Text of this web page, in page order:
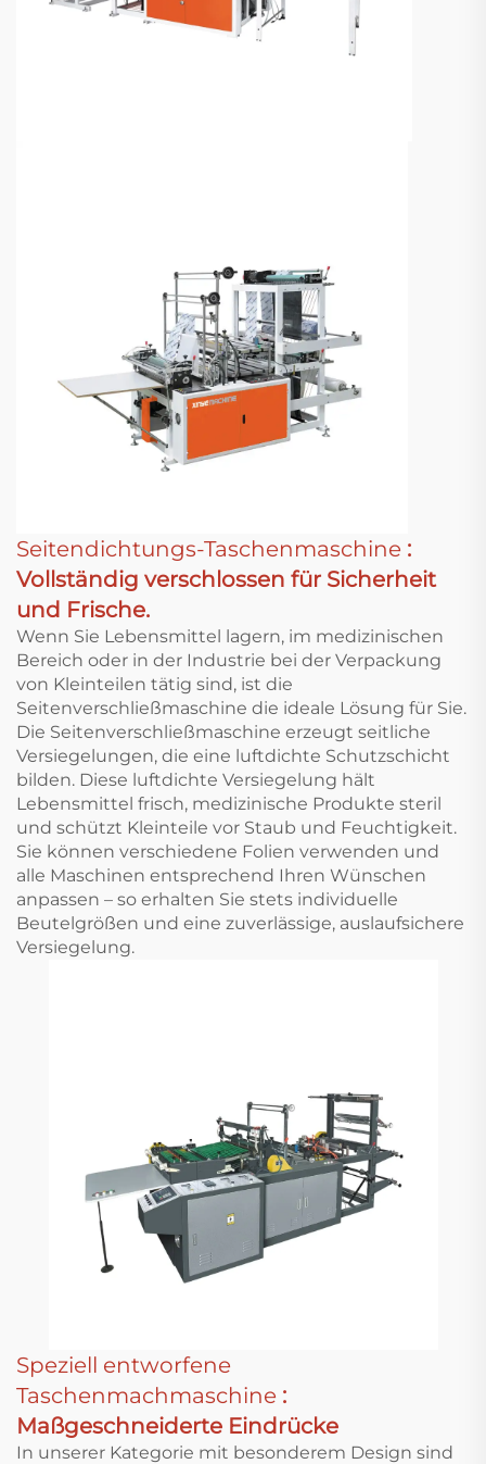
Seitendichtungs-Taschenmaschine :
Vollständig verschlossen für Sicherheit
und Frische.
Wenn Sie Lebensmittel lagern, im medizinischen
Bereich oder in der Industrie bei der Verpackung
von Kleinteilen tätig sind, ist die
Seitenverschließmaschine die ideale Lösung für Sie.
Die Seitenverschließmaschine erzeugt seitliche
Versiegelungen, die eine luftdichte Schutzschicht
bilden. Diese luftdichte Versiegelung hält
Lebensmittel frisch, medizinische Produkte steril
und schützt Kleinteile vor Staub und Feuchtigkeit.
Sie können verschiedene Folien verwenden und
alle Maschinen entsprechend Ihren Wünschen
anpassen – so erhalten Sie stets individuelle
Beutelgrößen und eine zuverlässige, auslaufsichere
Versiegelung.
Speziell entworfene
Taschenmachmaschine :
Maßgeschneiderte Eindrücke
In unserer Kategorie mit besonderem Design sind